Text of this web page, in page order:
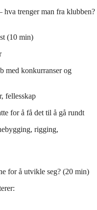
hva trenger man fra klubben?
(10 min)
med konkurranser og
fellesskap
for å få det til å gå rundt
rigging,
for å utvikle seg? (20 min)